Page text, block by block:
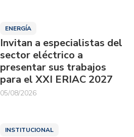
ENERGÍA
Invitan a especialistas del
sector eléctrico a
presentar sus trabajos
para el XXI ERIAC 2027
05/08/2026
INSTITUCIONAL